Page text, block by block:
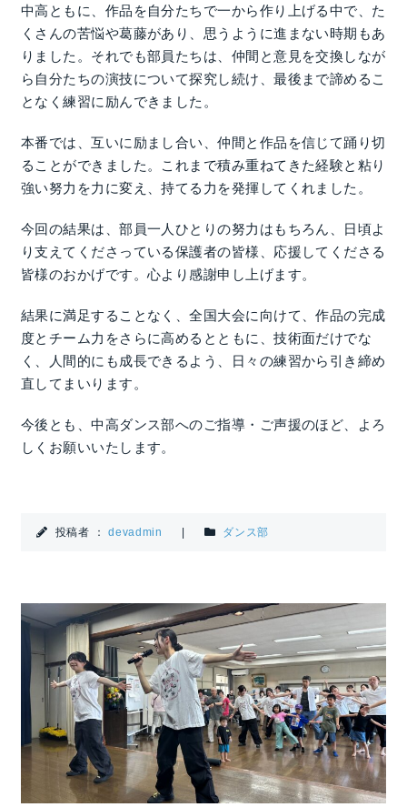
中高ともに、作品を自分たちで一から作り上げる中で、た
くさんの苦悩や葛藤があり、思うように進まない時期もあ
りました。それでも部員たちは、仲間と意見を交換しなが
ら自分たちの演技について探究し続け、最後まで諦めるこ
となく練習に励んできました。
本番では、互いに励まし合い、仲間と作品を信じて踊り切
ることができました。これまで積み重ねてきた経験と粘り
強い努力を力に変え、持てる力を発揮してくれました。
今回の結果は、部員一人ひとりの努力はもちろん、日頃よ
り支えてくださっている保護者の皆様、応援してくださる
皆様のおかげです。心より感謝申し上げます。
結果に満足することなく、全国大会に向けて、作品の完成
度とチーム力をさらに高めるとともに、技術面だけでな
く、人間的にも成長できるよう、日々の練習から引き締め
直してまいります。
今後とも、中高ダンス部へのご指導・ご声援のほど、よろ
しくお願いいたします。
投稿者 ：devadmin | ダンス部